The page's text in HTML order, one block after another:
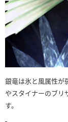
銀竜は氷と風属性が
やスタイナーのブリ
す。